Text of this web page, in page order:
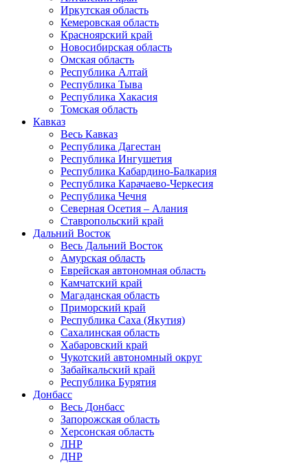
Иркутская область
Кемеровская область
Красноярский край
Новосибирская область
Омская область
Республика Алтай
Республика Тыва
Республика Хакасия
Томская область
Кавказ
Весь Кавказ
Республика Дагестан
Республика Ингушетия
Республика Кабардино-Балкария
Республика Карачаево-Черкесия
Республика Чечня
Северная Осетия – Алания
Ставропольский край
Дальний Восток
Весь Дальний Восток
Амурская область
Еврейская автономная область
Камчатский край
Магаданская область
Приморский край
Республика Саха (Якутия)
Сахалинская область
Хабаровский край
Чукотский автономный округ
Забайкальский край
Республика Бурятия
Донбасс
Весь Донбасс
Запорожская область
Херсонская область
ЛНР
ДНР